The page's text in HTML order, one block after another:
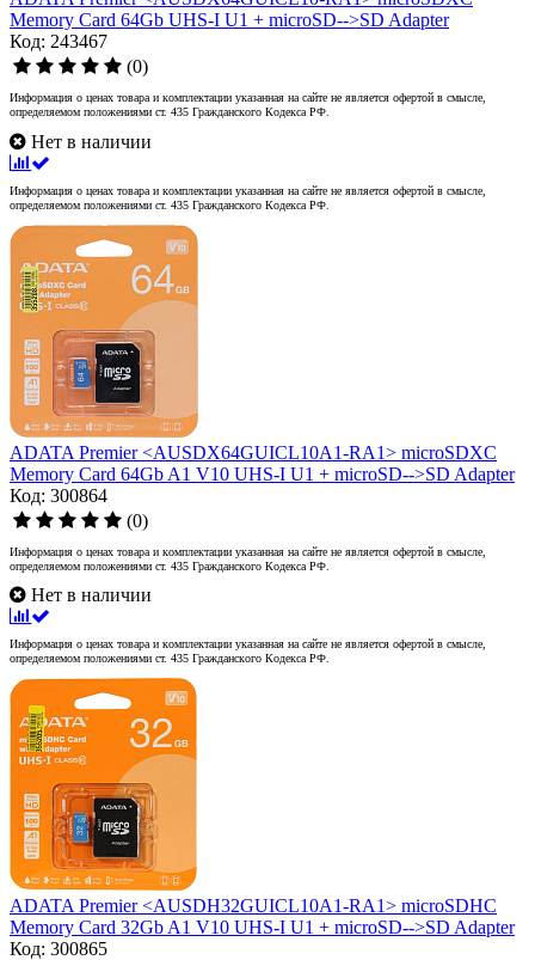
Memory Card 64Gb UHS-I U1 + microSD-->SD Adapter
Код: 243467
(0)
Информация о ценах товара и комплектации указанная на сайте не является офертой в смысле,
определяемом положениями ст. 435 Гражданского Кодекса РФ.
Нет в наличии
Информация о ценах товара и комплектации указанная на сайте не является офертой в смысле,
определяемом положениями ст. 435 Гражданского Кодекса РФ.
ADATA Premier <AUSDX64GUICL10A1-RA1> microSDXC
Memory Card 64Gb A1 V10 UHS-I U1 + microSD-->SD Adapter
Код: 300864
(0)
Информация о ценах товара и комплектации указанная на сайте не является офертой в смысле,
определяемом положениями ст. 435 Гражданского Кодекса РФ.
Нет в наличии
Информация о ценах товара и комплектации указанная на сайте не является офертой в смысле,
определяемом положениями ст. 435 Гражданского Кодекса РФ.
ADATA Premier <AUSDH32GUICL10A1-RA1> microSDHC
Memory Card 32Gb A1 V10 UHS-I U1 + microSD-->SD Adapter
Код: 300865